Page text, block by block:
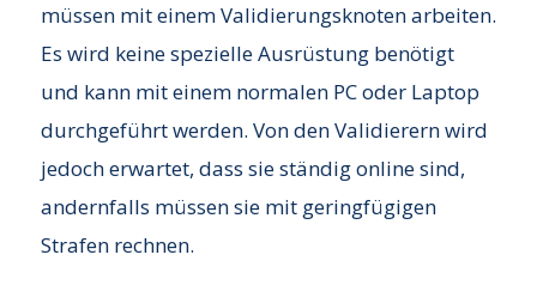
müssen mit einem Validierungsknoten arbeiten.
Es wird keine spezielle Ausrüstung benötigt
und kann mit einem normalen PC oder Laptop
durchgeführt werden. Von den Validierern wird
jedoch erwartet, dass sie ständig online sind,
andernfalls müssen sie mit geringfügigen
Strafen rechnen.